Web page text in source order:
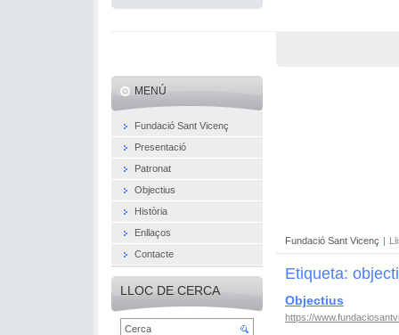
Fundació Sant Vicenç |
Etiqueta:
Objectius
https://
MENÚ
Fundació Sant Vicenç
Presentació
Patronat
Objectius
Història
Enllaços
Contacte
LLOC DE CERCA